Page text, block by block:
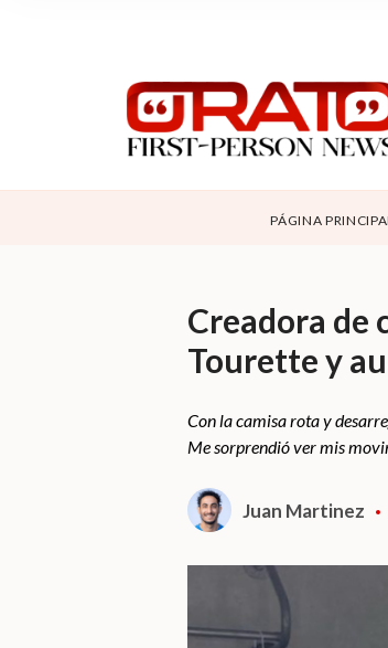
SUPPORT
CONTÁCTANOS
PÁGINA
Creadora de
Tourette y
Con la camisa rota y
Me sorprendió ver mis
Juan Martinez